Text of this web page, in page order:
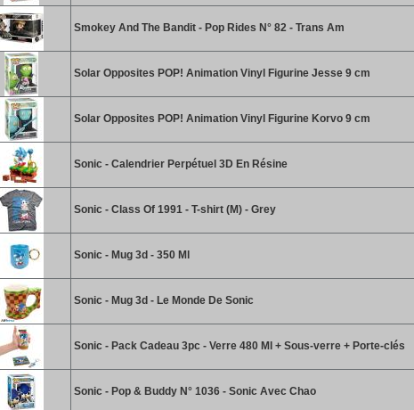
Smokey And The Bandit - Pop Rides N° 82 - Trans Am
Solar Opposites POP! Animation Vinyl Figurine Jesse 9 cm
Solar Opposites POP! Animation Vinyl Figurine Korvo 9 cm
Sonic - Calendrier Perpétuel 3D En Résine
Sonic - Class Of 1991 - T-shirt (M) - Grey
Sonic - Mug 3d - 350 Ml
Sonic - Mug 3d - Le Monde De Sonic
Sonic - Pack Cadeau 3pc - Verre 480 Ml + Sous-verre + Porte-clés
Sonic - Pop & Buddy N° 1036 - Sonic Avec Chao